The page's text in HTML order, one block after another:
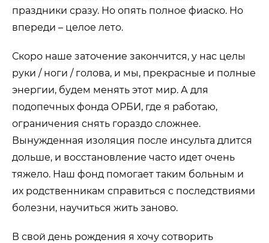
праздники сразу. Но опять полное фиаско. Но
впереди – целое лето.
Скоро наше заточение закончится, у нас целы
руки / ноги / голова, и мы, прекрасные и полные
энергии, будем менять этот мир. А для
подопечных фонда ОРБИ, где я работаю,
ограничения снять гораздо сложнее.
Вынужденная изоляция после инсульта длится
дольше, и восстановление часто идет очень
тяжело. Наш фонд помогает таким больным и
их родственникам справиться с последствиями
болезни, научиться жить заново.
В свой день рождения я хочу сотворить